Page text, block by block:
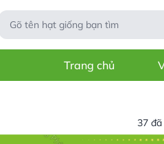
Trang chủ
37